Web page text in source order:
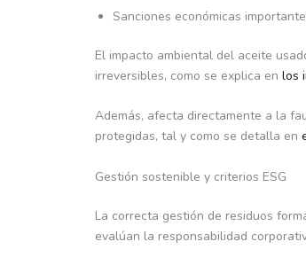
Sanciones económicas
El impacto ambiental del aceite
irreversibles, como se explica en los
Además, afecta directamente a la
protegidas, tal y como se detalla en
Gestión sostenible y criterios ESG
La correcta gestión de residuos
evalúan la responsabilidad